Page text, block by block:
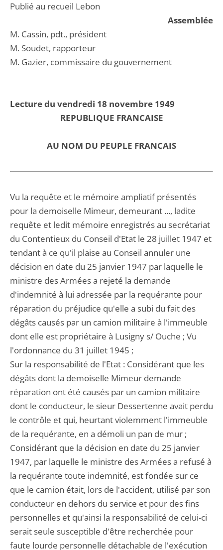
Publié au recueil Lebon
Assemblée
M. Cassin, pdt., président
M. Soudet, rapporteur
M. Gazier, commissaire du gouvernement
Lecture du vendredi 18 novembre 1949
REPUBLIQUE FRANCAISE
AU NOM DU PEUPLE FRANCAIS
Vu la requête et le mémoire ampliatif présentés
pour la demoiselle Mimeur, demeurant ..., ladite
requête et ledit mémoire enregistrés au secrétariat
du Contentieux du Conseil d'Etat le 28 juillet 1947 et
tendant à ce qu'il plaise au Conseil annuler une
décision en date du 25 janvier 1947 par laquelle le
ministre des Armées a rejeté la demande
d'indemnité à lui adressée par la requérante pour
réparation du préjudice qu'elle a subi du fait des
dégâts causés par un camion militaire à l'immeuble
dont elle est propriétaire à Lusigny s/ Ouche ; Vu
l'ordonnance du 31 juillet 1945 ;
Sur la responsabilité de l'Etat : Considérant que les
dégâts dont la demoiselle Mimeur demande
réparation ont été causés par un camion militaire
dont le conducteur, le sieur Dessertenne avait perdu
le contrôle et qui, heurtant violemment l'immeuble
de la requérante, en a démoli un pan de mur ;
Considérant que la décision en date du 25 janvier
1947, par laquelle le ministre des Armées a refusé à
la requérante toute indemnité, est fondée sur ce
que le camion était, lors de l'accident, utilisé par son
conducteur en dehors du service et pour des fins
personnelles et qu'ainsi la responsabilité de celui-ci
serait seule susceptible d'être recherchée pour
faute lourde personnelle détachable de l'exécution